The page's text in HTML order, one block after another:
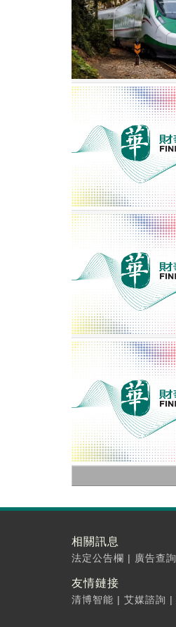
相關訊息
法定公告欄 | 廣告查詢
友情鏈接
清博智能 | 艾媒諮詢 |